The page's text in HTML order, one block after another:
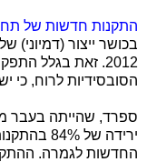
התקנות חדשות של
2012. זאת בגלל
הסובסידיות לרוח, כי
ספרד, שהייתה בעבר
ירידה של